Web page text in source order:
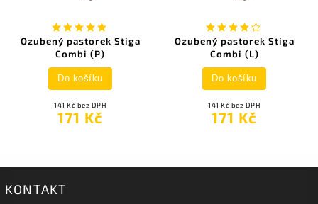
Ozubený pastorek Stiga
Combi (P)
141 Kč bez DPH
171 Kč
Do košíku
Ozubený pastorek Stiga
Combi (L)
141 Kč bez DPH
171 Kč
Do košíku
KONTAKT